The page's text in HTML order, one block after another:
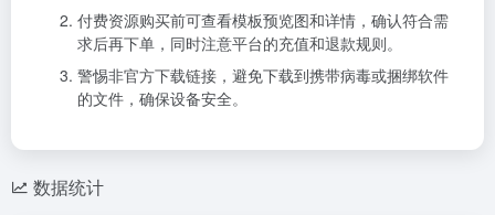
付费资源购买前可查看模板预览图和详情，确认符合需
求后再下单，同时注意平台的充值和退款规则。
警惕非官方下载链接，避免下载到携带病毒或捆绑软件
的文件，确保设备安全。
数据统计